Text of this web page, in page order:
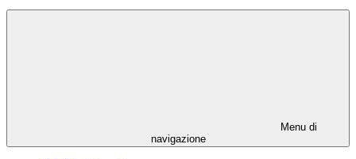
Menu di
navigazione